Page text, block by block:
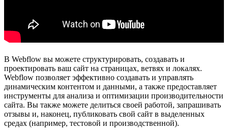
В Webflow вы можете структурировать, создавать и
проектировать ваш сайт на страницах, ветвях и локалях.
Webflow позволяет эффективно создавать и управлять
динамическим контентом и данными, а также предоставляет
инструменты для анализа и оптимизации производительности
сайта. Вы также можете делиться своей работой, запрашивать
отзывы и, наконец, публиковать свой сайт в выделенных
средах (например, тестовой и производственной).